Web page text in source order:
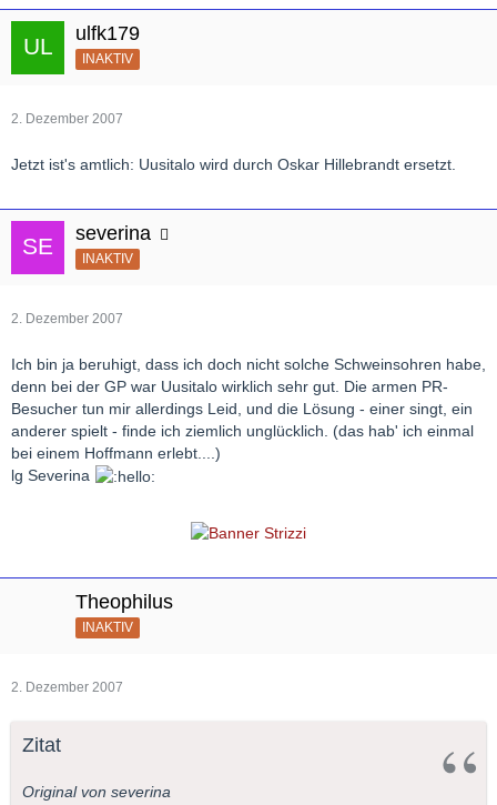
ulfk179
INAKTIV
2. Dezember 2007
Jetzt ist's amtlich: Uusitalo wird durch Oskar Hillebrandt ersetzt.
severina
INAKTIV
2. Dezember 2007
Ich bin ja beruhigt, dass ich doch nicht solche Schweinsohren habe,
denn bei der GP war Uusitalo wirklich sehr gut. Die armen PR-
Besucher tun mir allerdings Leid, und die Lösung - einer singt, ein
anderer spielt - finde ich ziemlich unglücklich. (das hab' ich einmal
bei einem Hoffmann erlebt....)
lg Severina
Theophilus
INAKTIV
2. Dezember 2007
Zitat
Original von severina